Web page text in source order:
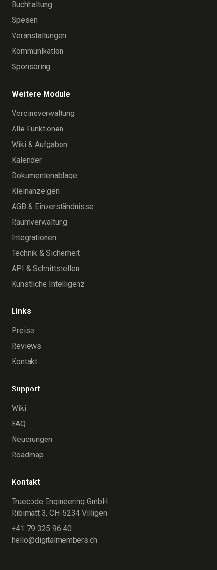
Buchhaltung
Spesen
Veranstaltungen
Kommunikation
Sponsoring
Weitere Module
Vereinsverwaltung
Alle Funktionen
Wiki & Aufgaben
Kalender
Dokumentenablage
Kleinanzeigen
AGB & Einverständnisse
Raumverwaltung
Integrationen
Technik & Sicherheit
API & Schnittstellen
Künstliche Intelligenz
Links
Preise
Reviews
Kontakt
Support
Wiki
FAQ
Neuerungen
Roadmap
Kontakt
Truecode Engineering GmbH
Ribimatt 3, CH-5234 Villigen
+41 79 325 96 40
hello@digitalmembers.ch